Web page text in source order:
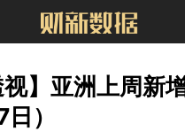
视】亚洲上周新
）